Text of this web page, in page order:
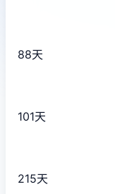
88天
101天
215天